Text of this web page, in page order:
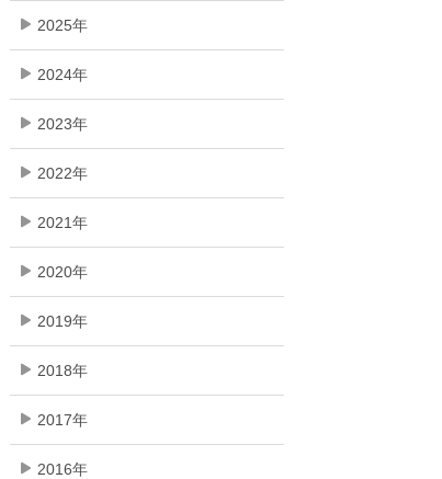
2025年
2024年
2023年
2022年
2021年
2020年
2019年
2018年
2017年
2016年